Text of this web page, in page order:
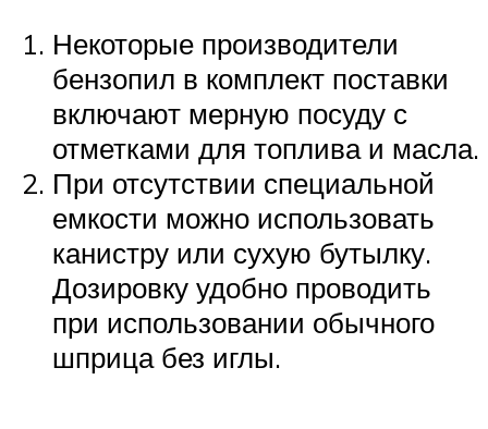
Некоторые производители
бензопил в комплект поставки
включают мерную посуду с
отметками для топлива и масла.
При отсутствии специальной
емкости можно использовать
канистру или сухую бутылку.
Дозировку удобно проводить
при использовании обычного
шприца без иглы.